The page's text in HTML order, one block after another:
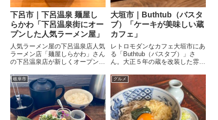
下呂市｜下呂温泉 麺屋し
らかわ「下呂温泉街にオー
プンした人気ラーメン屋」
人気ラーメン屋の下呂温泉店人気
ラーメン店「麺屋しらかわ」さん
の下呂温泉店が新しくオープン！
味付け玉子入りかが選べます。こ
だわりの中華そばあっさりとした
中華そばが多いですが、「麺屋し
らかわ」さんの中華そばは濃厚
さ...
大垣市｜Buthtub（バスタ
ブ）「ケーキが美味しい蔵
カフェ」
レトロモダンなカフェ大垣市にあ
る「Buthtub（バスタブ）」さ
ん。大正５年の蔵を改装した雰囲
りケーキ本場スペインの甘みを再
現したバスクチーズケーキは、甘
みと苦味が絶妙なバランスです。
オリジナルコーヒーにもよく...
岐阜市 グルメ